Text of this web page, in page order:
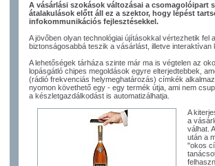
A vásárlási szokások változásai a csomagolóipart
átalakulások előtt áll ez a szektor, hogy lépést
infokommunikációs fejlesztésekkel.
A jövőben olyan technológiai újításokkal vértezhetik
biztonságosabbá teszik a vásárlást, illetve interaktívan
A lehetőségek tárháza szinte már ma is végtelen az
lopásgátló chipes megoldások egyre elterjedtebbek,
(rádió frekvenciás helymeghatározás) címkék
nyomon követhető egy - egy termék útja, ami nem
a készletgazdálkodást is automatizálhatja.
A
a
válhat.
után a
"okos